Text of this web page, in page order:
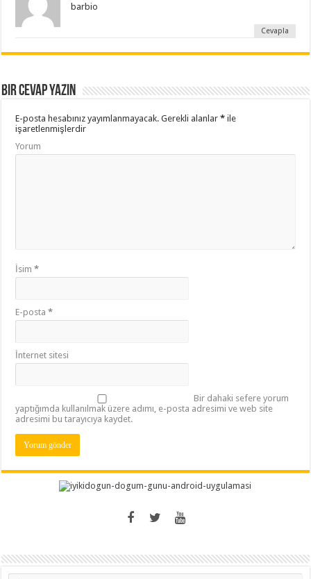
barbio
Cevapla
Bir cevap yazın
E-posta hesabınız yayımlanmayacak. Gerekli alanlar* ile
işaretlenmişlerdir
Yorum
İsim*
E-posta*
İnternet sitesi
Bir dahaki sefere yorum
yaptığımda kullanılmak üzere adımı, e-posta adresimi ve web site
adresimi bu tarayıcıya kaydet.